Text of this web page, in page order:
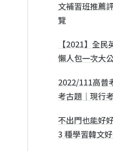
文補習班推薦
覽
【2021】全民
懶人包一次大
2022/111高普
考古題｜現行
不出門也能好
3 種學習韓文